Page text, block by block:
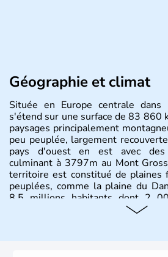
Géographie et climat
Située en Europe centrale
s'étend sur une surface de 83 860
paysages principalement
peu peuplée, largement
pays d'ouest en est avec des
culminant à 3797m au Mont
territoire est constitué de plaines
peuplées, comme la plaine du
8.5 millions habitants dont 2